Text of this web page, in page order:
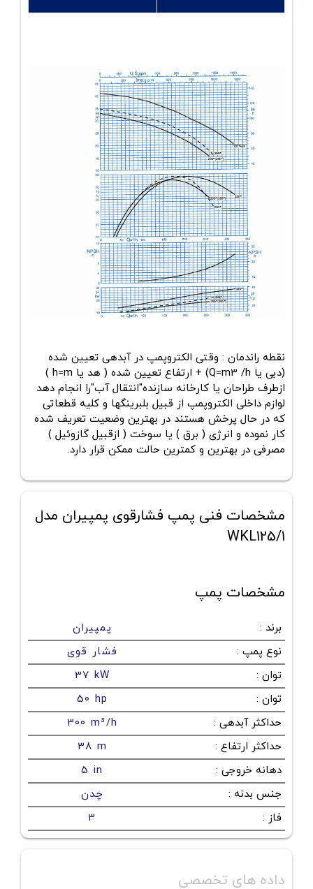
نقطه راندمان : وقتی الکتروپمپ در آبدهی تعیین شده
(دبی یا Q=m3 /h) + ارتفاع تعیین شده ( هد یا h=m )
ازطرف طراحان یا کارخانه سازنده"انتقال آب"را انجام دهد
لوازم داخلی الکتروپمپ از قبیل بلبرینگها و کلیه قطعاتی
که در حال پرخش هستند در بهترین وضعیت تعریف شده
کار نموده و انرژی ( برق ) یا سوخت ( ازقبیل گازوئیل )
مصرفی در بهترین و کمترین حالت ممکن قرار دارد.
مشخصات فنی پمپ فشارقوی پمپیران مدل
WKL125/1
مشخصات پمپ
برند :
پمپیران
نوع پمپ :
فشار قوی
توان :
37 kW
توان :
50 hp
حداکثر آبدهی :
300 m³/h
حداکثر ارتفاع :
38 m
دهانه خروجی :
5 in
جنس بدنه :
چدن
فاز :
3
داده های تخصصی